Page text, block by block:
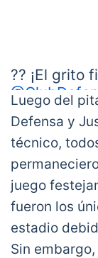
—
?? ¡El grito
⚽️??
sobre
de Varela
—
Luego del
Defensa y
técnico,
juego
fueron los
estadio
Sin